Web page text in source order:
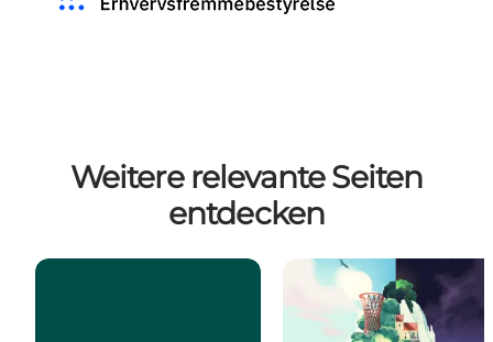
Weitere relevante Seiten
entdecken